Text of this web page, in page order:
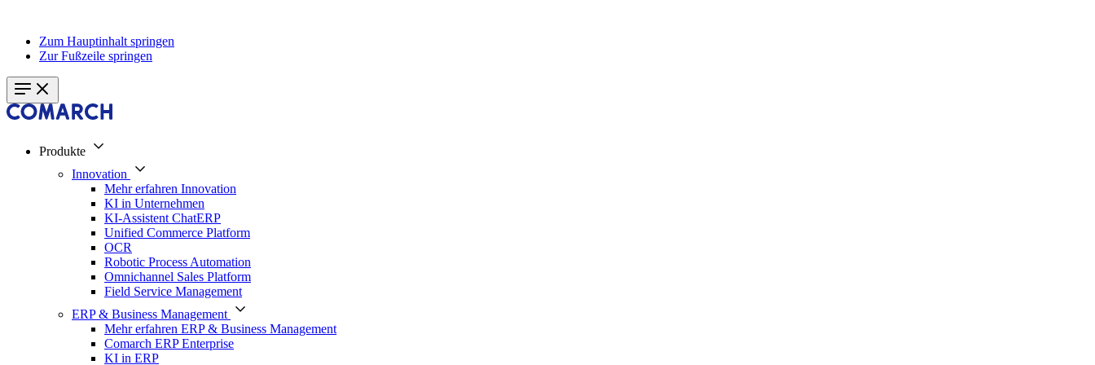
Zum Hauptinhalt springen
Zur Fußzeile springen
Produkte
Innovation
Mehr erfahren Innovation
KI in Unternehmen
KI-Assistent ChatERP
Unified Commerce Platform
OCR
Robotic Process Automation
Omnichannel Sales Platform
Field Service Management
ERP & Business Management
Mehr erfahren ERP & Business Management
Comarch ERP Enterprise
KI in ERP